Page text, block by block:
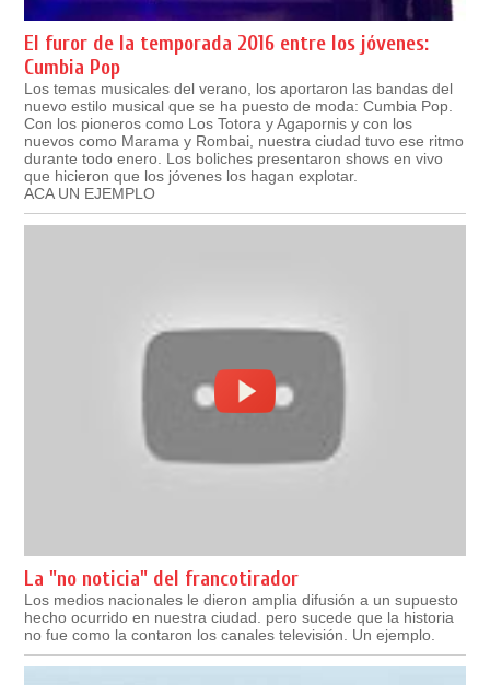
El furor de la temporada 2016 entre los jóvenes:
Cumbia Pop
Los temas musicales del verano, los aportaron las bandas del
nuevo estilo musical que se ha puesto de moda: Cumbia Pop.
Con los pioneros como Los Totora y Agapornis y con los
nuevos como Marama y Rombai, nuestra ciudad tuvo ese ritmo
durante todo enero. Los boliches presentaron shows en vivo
que hicieron que los jóvenes los hagan explotar.
ACA UN EJEMPLO
La "no noticia" del francotirador
Los medios nacionales le dieron amplia difusión a un supuesto
hecho ocurrido en nuestra ciudad. pero sucede que la historia
no fue como la contaron los canales televisión. Un ejemplo.